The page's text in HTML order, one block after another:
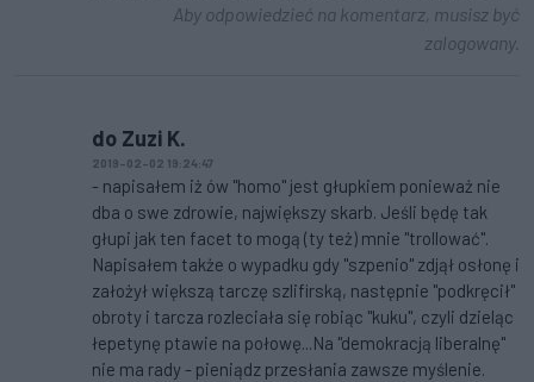
Aby odpowiedzieć na komentarz, musisz być
zalogowany.
do Zuzi K.
2019-02-02 19:24:47
- napisałem iż ów "homo" jest głupkiem ponieważ nie
dba o swe zdrowie, największy skarb. Jeśli będę tak
głupi jak ten facet to mogą (ty też) mnie "trollować".
Napisałem także o wypadku gdy "szpenio" zdjął osłonę i
założył większą tarczę szlifirską, następnie "podkręcił"
obroty i tarcza rozleciała się robiąc "kuku", czyli dzieląc
łepetynę ptawie na połowę...Na "demokracją liberalnę"
nie ma rady - pieniądz przesłania zawsze myślenie.